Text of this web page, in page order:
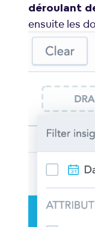
déroulant
ensuite les